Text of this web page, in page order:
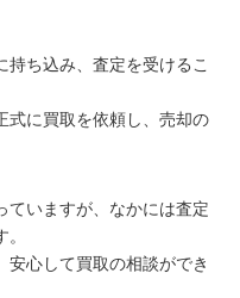
ち込み、査定を受けるこ
式に買取を依頼し、売却の
ていますが、なかには査定
心して買取の相談ができ